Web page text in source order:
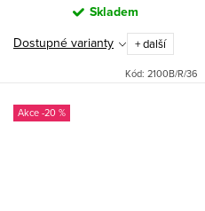
Skladem
Dostupné varianty + další
Kód: 2100B/R/36
-20 %